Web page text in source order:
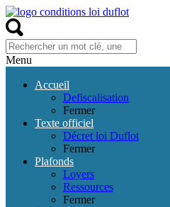
Menu
Accueil
Defiscalisation
Fermer
Texte officiel
Décret loi Duflot
Fermer
Plafonds
Loyers
Ressources
Fermer